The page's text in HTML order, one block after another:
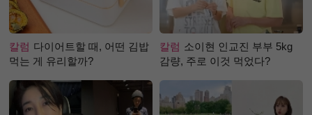
칼럼 다이어트할 때, 어떤 김밥
먹는 게 유리할까?
칼럼 소이현 인교진 부부 5kg
감량, 주로 이것 먹었다?